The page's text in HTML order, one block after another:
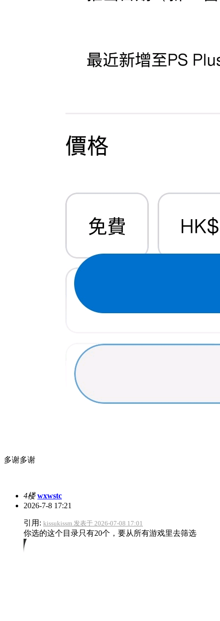
多谢多谢
4楼 wxwstc
2026-7-8 17:21
引用: kissukissm 发表于 2026-07-08 17:01
你选的这个目录只有20个，要从所有游戏里去筛选